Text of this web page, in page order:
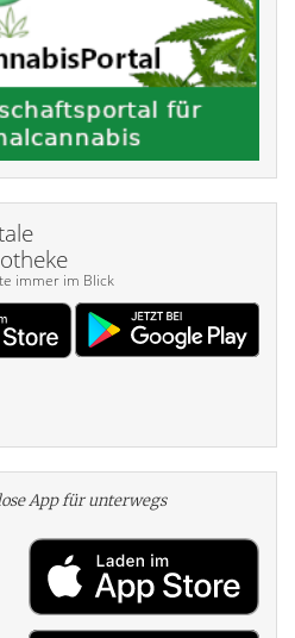
immer im Blick
App für unterwegs